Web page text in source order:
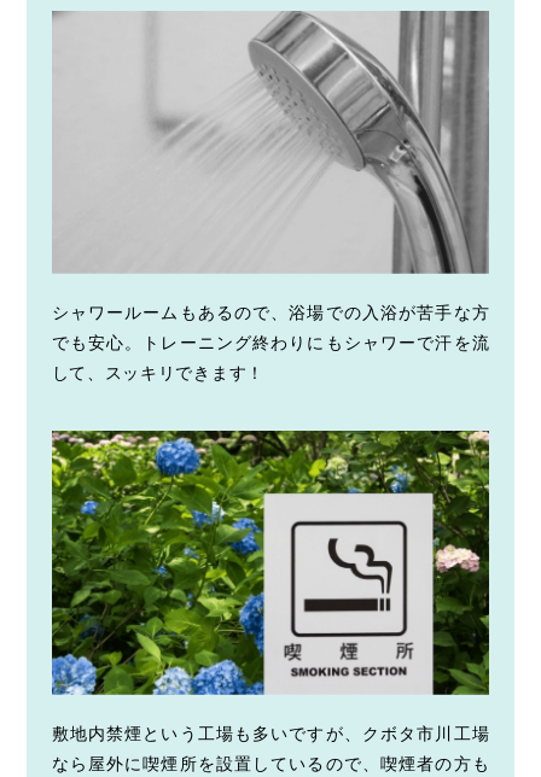
シャワールームもあるので、浴場での入浴が苦手な方
でも安心。トレーニング終わりにもシャワーで汗を流
して、スッキリできます！
敷地内禁煙という工場も多いですが、クボタ市川工場
なら屋外に喫煙所を設置しているので、喫煙者の方も